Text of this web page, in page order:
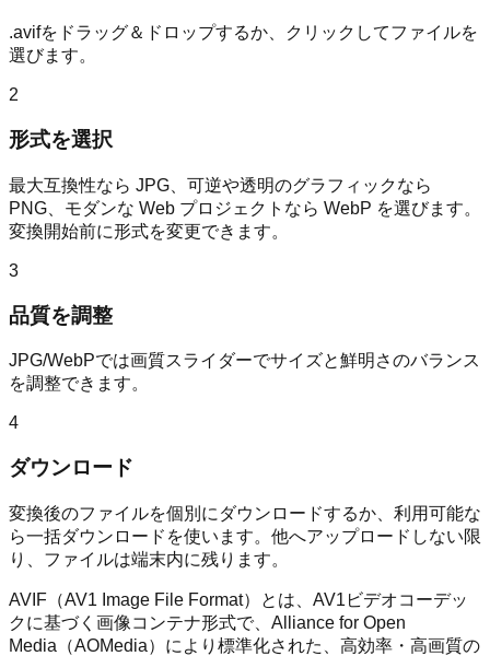
.avifをドラッグ＆ドロップするか、クリックしてファイルを
選びます。
2
形式を選択
最大互換性なら JPG、可逆や透明のグラフィックなら
PNG、モダンな Web プロジェクトなら WebP を選びます。
変換開始前に形式を変更できます。
3
品質を調整
JPG/WebPでは画質スライダーでサイズと鮮明さのバランス
を調整できます。
4
ダウンロード
変換後のファイルを個別にダウンロードするか、利用可能な
ら一括ダウンロードを使います。他へアップロードしない限
り、ファイルは端末内に残ります。
AVIF（AV1 Image File Format）とは、AV1ビデオコーデッ
クに基づく画像コンテナ形式で、Alliance for Open
Media（AOMedia）により標準化された、高効率・高画質の